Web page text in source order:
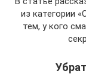
из категории
тем, у кого